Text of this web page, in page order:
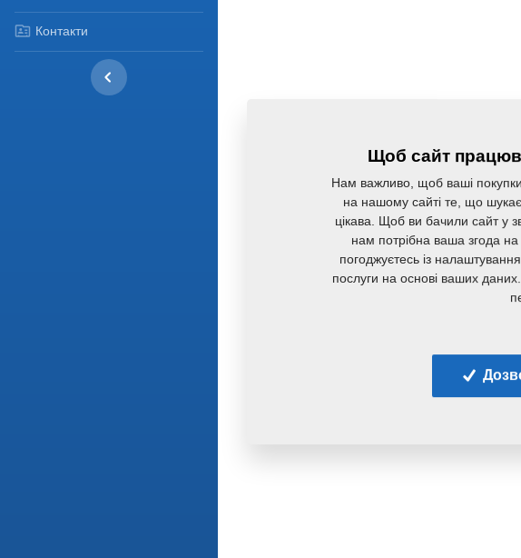
Контакти
Щоб сайт
Нам важливо, щоб ваші
на нашому сайті те, що
цікава. Щоб ви бачили сайт у
нам потрібна ваша згода
погоджуєтесь із
послуги на основі ваших